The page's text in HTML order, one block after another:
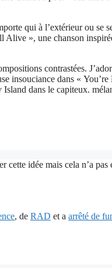
qui à l’extérieur ou se
Alive », une chanson
contrastées.
insouciance dans «
dans le capiteux.
cette idée mais cela n’a
, de RAD et a arrêté de